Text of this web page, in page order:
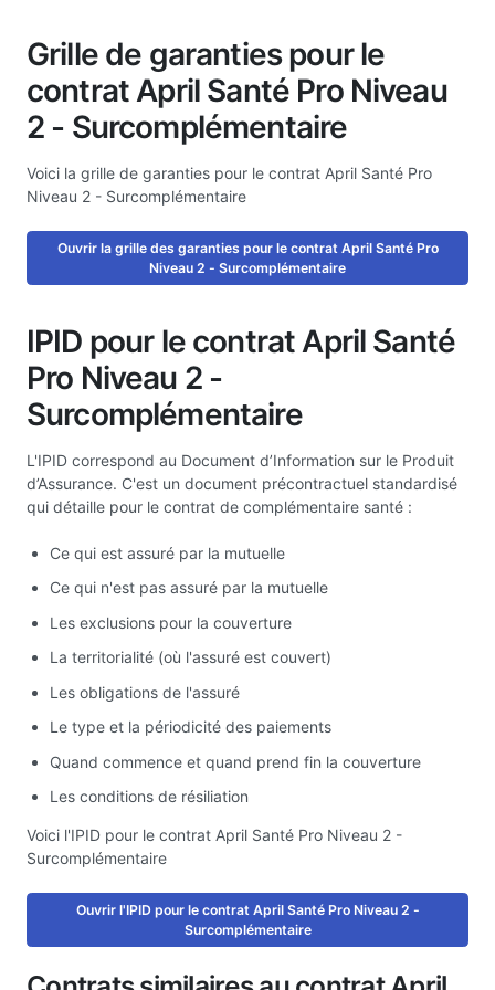
Grille de garanties pour le
contrat April Santé Pro Niveau
2 - Surcomplémentaire
Voici la grille de garanties pour le contrat April Santé Pro
Niveau 2 - Surcomplémentaire
Ouvrir la grille des garanties pour le contrat April Santé Pro
Niveau 2 - Surcomplémentaire
IPID pour le contrat April Santé
Pro Niveau 2 -
Surcomplémentaire
L'IPID correspond au Document d’Information sur le Produit
d’Assurance. C'est un document précontractuel standardisé
qui détaille pour le contrat de complémentaire santé :
Ce qui est assuré par la mutuelle
Ce qui n'est pas assuré par la mutuelle
Les exclusions pour la couverture
La territorialité (où l'assuré est couvert)
Les obligations de l'assuré
Le type et la périodicité des paiements
Quand commence et quand prend fin la couverture
Les conditions de résiliation
Voici l'IPID pour le contrat April Santé Pro Niveau 2 -
Surcomplémentaire
Ouvrir l'IPID pour le contrat April Santé Pro Niveau 2 -
Surcomplémentaire